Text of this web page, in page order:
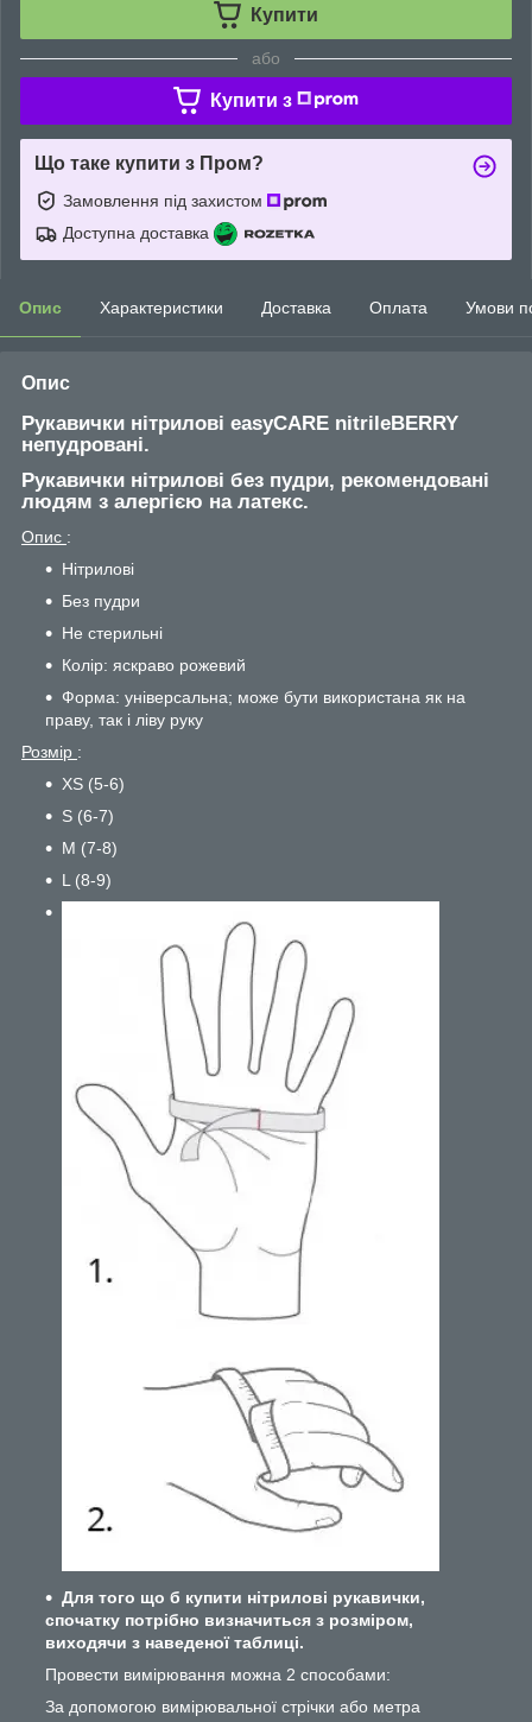
Купити
або
Купити з
Що таке купити з Пром?
Замовлення під захистом
Доступна доставка
Опис Характеристики Доставка Оплата Умови
Опис
Рукавички нітрилові easyCARE nitrileBERRY
непудровані.
Рукавички нітрилові без пудри, рекомендовані
людям з алергією на латекс.
Опис :
Нітрилові
Без пудри
Не стерильні
Колір: яскраво рожевий
Форма: універсальна; може бути використана як на
праву, так і ліву руку
Розмір :
XS (5-6)
S (6-7)
M (7-8)
L (8-9)
Для того що б купити нітрилові рукавички,
спочатку потрібно визначиться з розміром,
виходячи з наведеної таблиці.
Провести вимірювання можна 2 способами:
За допомогою вимірювальної стрічки або метра